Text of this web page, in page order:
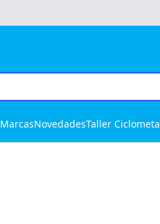
MarcasNovedadesTaller Ciclometa